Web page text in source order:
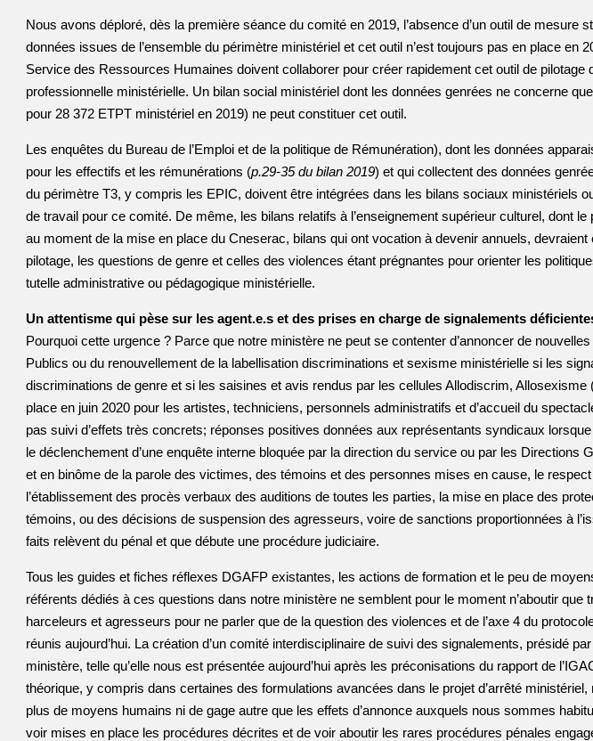
Nous avons déploré, dès la première séance du comité en 2019, l’absence d’un outil de mesure
données issues de l’ensemble du périmètre ministériel et cet outil n’est toujours pas en place en
Service des Ressources Humaines doivent collaborer pour créer rapidement cet outil de pilotage
professionnelle ministérielle. Un bilan social ministériel dont les données genrées ne concerne
pour 28 372 ETPT ministériel en 2019) ne peut constituer cet outil.
Les enquêtes du Bureau de l’Emploi et de la politique de Rémunération), dont les données
pour les effectifs et les rémunérations (p.29-35 du bilan 2019) et qui collectent des données
du périmètre T3, y compris les EPIC, doivent être intégrées dans les bilans sociaux ministériels
de travail pour ce comité. De même, les bilans relatifs à l’enseignement supérieur culturel, dont le
au moment de la mise en place du Cneserac, bilans qui ont vocation à devenir annuels,
pilotage, les questions de genre et celles des violences étant prégnantes pour orienter les
tutelle administrative ou pédagogique ministérielle.
Un attentisme qui pèse sur les agent.e.s et des prises en charge de signalements
Pourquoi cette urgence ? Parce que notre ministère ne peut se contenter d’annoncer de
Publics ou du renouvellement de la labellisation discriminations et sexisme ministérielle si les
discriminations de genre et si les saisines et avis rendus par les cellules Allodiscrim, Allosexisme
place en juin 2020 pour les artistes, techniciens, personnels administratifs et d’accueil du
pas suivi d’effets très concrets; réponses positives données aux représentants syndicaux
le déclenchement d’une enquête interne bloquée par la direction du service ou par les Directions
et en binôme de la parole des victimes, des témoins et des personnes mises en cause, le
l’établissement des procès verbaux des auditions de toutes les parties, la mise en place des
témoins, ou des décisions de suspension des agresseurs, voire de sanctions proportionnées à
faits relèvent du pénal et que débute une procédure judiciaire.
Tous les guides et fiches réflexes DGAFP existantes, les actions de formation et le peu de
référents dédiés à ces questions dans notre ministère ne semblent pour le moment n’aboutir que
harceleurs et agresseurs pour ne parler que de la question des violences et de l’axe 4 du
réunis aujourd’hui. La création d’un comité interdisciplinaire de suivi des signalements, présidé
ministère, telle qu’elle nous est présentée aujourd’hui après les préconisations du rapport de
théorique, y compris dans certaines des formulations avancées dans le projet d’arrêté
plus de moyens humains ni de gage autre que les effets d’annonce auxquels nous sommes
voir mises en place les procédures décrites et de voir aboutir les rares procédures pénales